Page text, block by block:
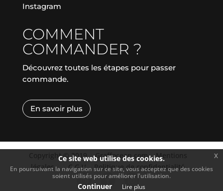
Instagram
COMMENT
COMMANDER ?
Découvrez toutes les étapes pour passer
commande.
En savoir plus
Copyright © 2019| Graffocean.com | Mentions
légales | | C.G.V. |Politique de confidentialité
Ce site web utilise des cookies.
En poursuivant la navigation sur ce site, vous acceptez que des cookies
soient utilisés pour améliorer l'utilisation.
Continuer Lire plus
x